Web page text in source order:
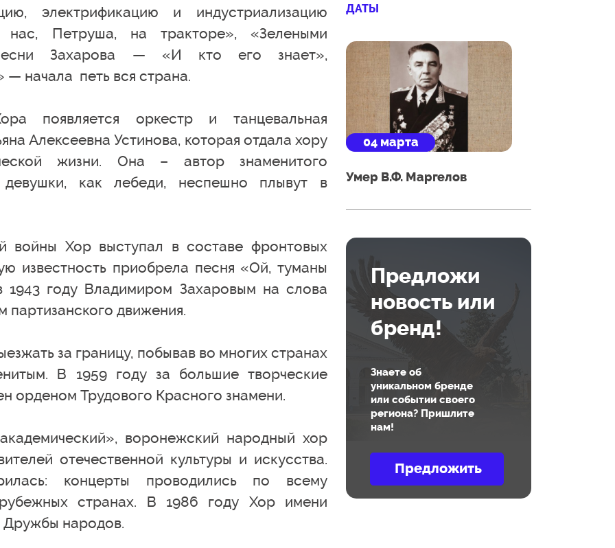
электрификацию и индустриализацию
нас, Петруша, на тракторе», «Зелеными
песни Захарова — «И кто его знает»,
начала петь вся страна.
появляется оркестр и танцевальная
Алексеевна Устинова, которая отдала хору
жизни. Она – автор знаменитого
как лебеди, неспешно плывут в
войны Хор выступал в составе фронтовых
известность приобрела песня «Ой, туманы
1943 году Владимиром Захаровым на слова
движения.
за границу, побывав во многих странах
В 1959 году за большие творческие
орденом Трудового Красного знамени.
воронежский народный хор
отечественной культуры и искусства.
концерты проводились по всему
странах. В 1986 году Хор имени
Дружбы народов.
ДАТЫ
04 марта
Умер В.Ф. Маргелов
Предложи
новость или
бренд!
Знаете об
уникальном бренде
или событии своего
региона? Пришлите
нам!